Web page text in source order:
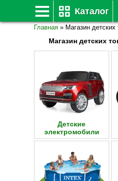
Каталог
Главная » Магазин
Магазин детских
Детские
электромобили